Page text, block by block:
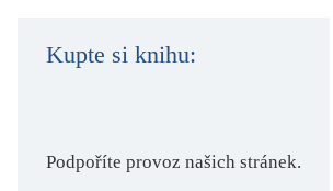
Kupte si knihu:
Podpoříte provoz našich stránek.